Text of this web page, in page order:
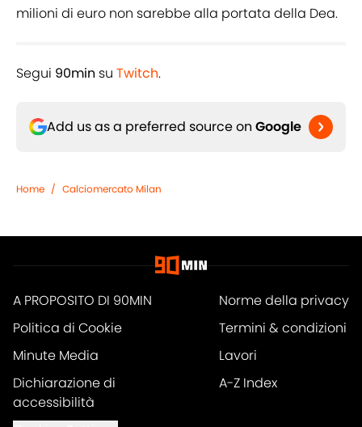
milioni di euro non sarebbe alla portata della Dea.
Segui 90min su Twitch.
Add us as a preferred source on Google
Home / Calciomercato Milan
A PROPOSITO DI 90MIN
Norme della privacy
Politica di Cookie
Termini & condizioni
Minute Media
Lavori
Dichiarazione di
accessibilità
A-Z Index